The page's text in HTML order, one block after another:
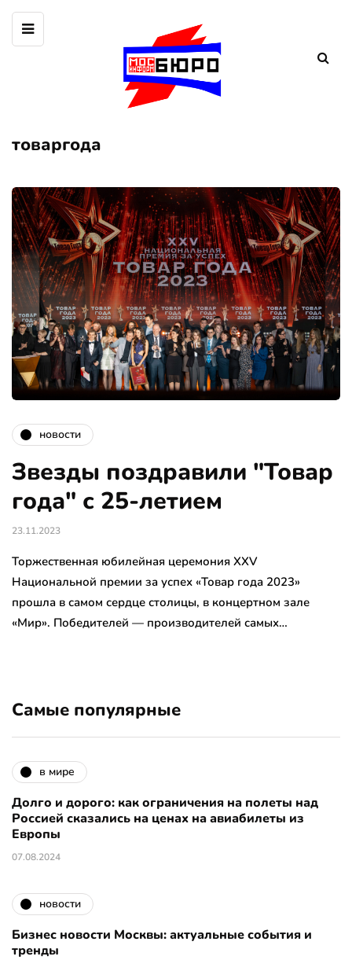
товаргода
новости
Звезды поздравили "Товар
года" с 25-летием
23.11.2023
Торжественная юбилейная церемония XXV
Национальной премии за успех «Товар года 2023»
прошла в самом сердце столицы, в концертном зале
«Мир». Победителей — производителей самых…
Самые популярные
в мире
Долго и дорого: как ограничения на полеты над
Россией сказались на ценах на авиабилеты из
Европы
07.08.2024
новости
Бизнес новости Москвы: актуальные события и
тренды